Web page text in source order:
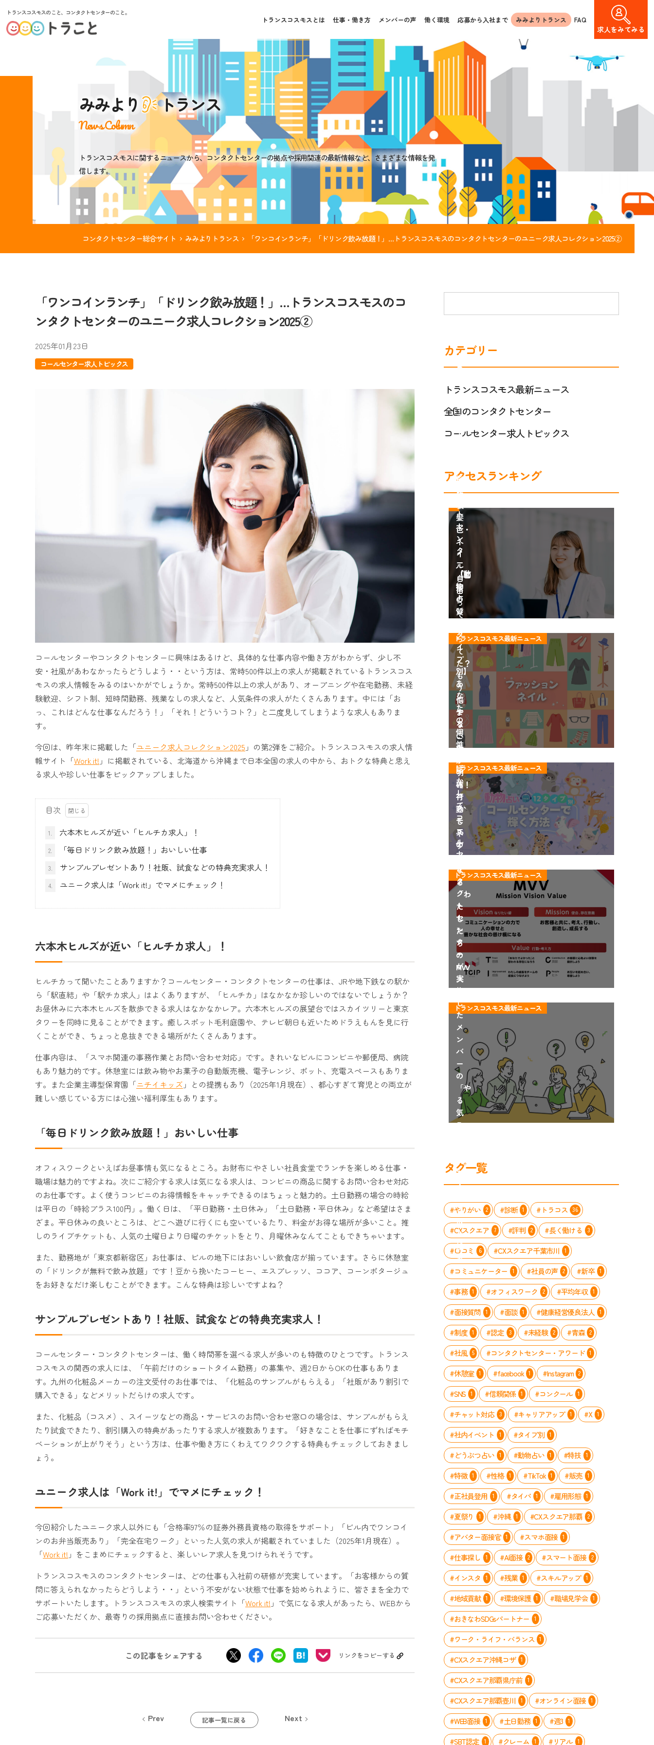
トランスコスモスのこと、コンタクトセンターのこと。
トランスコスモスとは 仕事・働き方 メンバーの声 働く環境 応募から入社まで みみよりトランス FAQ
求人をみてみる
みみより トランス
News Column
トランスコスモスに関するニュースから、コンタクトセンターの拠点や採用関連の最新情報など、さまざまな情報を発
信します。
コンタクトセンター総合サイト みみよりトランス 「ワンコインランチ」「ドリンク飲み放題！」…トランスコスモスのコンタクトセンターのユニーク求人コレクション2025②
「ワンコインランチ」「ドリンク飲み放題！」…トランスコスモスのコ
ンタクトセンターのユニーク求人コレクション2025②
2025年01月23日
コールセンター求人トピックス
コールセンターやコンタクトセンターに興味はあるけど、具体的な仕事内容や働き方がわからず、少し不
安・社風があわなかったらどうしよう・・という方は、常時500件以上の求人が掲載されているトランスコス
モスの求人情報をみるのはいかがでしょうか。常時500件以上の求人があり、オープニングや在宅勤務、未経
験歓迎、シフト制、短時間勤務、残業なしの求人など、人気条件の求人がたくさんあります。中には「お
っ、これはどんな仕事なんだろう！」「それ！どういうコト？」と二度見してしまうような求人もありま
す。
今回は、昨年末に掲載した「ユニーク求人コレクション2025 」の第2弾をご紹介。トランスコスモスの求人情
報サイト「Work it! 」に掲載されている、北海道から沖縄まで日本全国の求人の中から、おトクな特典と思え
る求人や珍しい仕事をピックアップしました。
目次
1. 六本木ヒルズが近い「ヒルチカ求人」！
2. 「毎日ドリンク飲み放題！」おいしい仕事
3. サンプルプレゼントあり！社販、試食などの特典充実求人！
4. ユニーク求人は「Work it!」でマメにチェック！
六本木ヒルズが近い「ヒルチカ求人」！
ヒルチカって聞いたことありますか？コールセンター・コンタクトセンターの仕事は、JRや地下鉄なの駅か
ら「駅直結」や「駅チカ求人」はよくありますが、「ヒルチカ」はなかなか珍しいのではないでしょうか？
お昼休みに六本木ヒルズを散歩できる求人はなかなかレア。六本木ヒルズの展望台ではスカイツリーと東京
タワーを同時に見ることができます。癒しスポット毛利庭園や、テレビ朝日も近いためドラえもんを見に行
くことができ、ちょっと息抜きできる場所がたくさんあります。
仕事内容は、「スマホ関連の事務作業とお問い合わせ対応」です。きれいなビルにコンビニや郵便局、病院
もあり魅力的です。休憩室には飲み物やお菓子の自動販売機、電子レンジ、ポット、充電スペースもありま
す。また企業主導型保育園「ニチイキッズ 」との提携もあり（2025年1月現在）、都心すぎて育児との両立が
難しい感じている方には心強い福利厚生もあります。
「毎日ドリンク飲み放題！」おいしい仕事
オフィスワークといえばお昼事情も気になるところ。お財布にやさしい社員食堂でランチを楽しめる仕事・
職場は魅力的ですよね。次にご紹介する求人は気になる求人は、コンビニの商品に関するお問い合わせ対応
のお仕事です。よく使うコンビニのお得情報をキャッチできるのはちょっと魅力的。土日勤務の場合の時給
は平日の「時給プラス100円」。働く日は、「平日勤務・土日休み」「土日勤務・平日休み」など希望はさま
ざま。平日休みの良いところは、どこへ遊びに行くにも空いているたり、料金がお得な場所が多いこと。推
しのライブチケットも、人気の土曜日より日曜のチケットをとり、月曜休みなんてこともできちゃいます。
また、勤務地が「東京都新宿区」お仕事は、ビルの地下にはおいしい飲⾷店が揃っています。さらに休憩室
の「ドリンクが無料で飲み放題」です！豆から挽いたコーヒー、エスプレッソ、ココア、コーンポタージュ
をお好きなだけ楽しむことができます。こんな特典は珍しいですよね？
サンプルプレゼントあり！社販、試食などの特典充実求人！
コールセンター・コンタクトセンターは、働く時間帯を選べる求人が多いのも特徴のひとつです。トランス
コスモスの関西の求人には、「午前だけのショートタイム勤務」の募集や、週2日からOKの仕事もありま
す。九州の化粧品メーカーの注文受付のお仕事では、「化粧品のサンプルがもらえる」「社販があり割引で
購入できる」などメリットだらけの求人です。
また、化粧品（コスメ）、スイーツなどの商品・サービスのお問い合わせ窓口の場合は、サンプルがもらえ
たり試食できたり、割引購入の特典があったりする求人が複数あります。「好きなことを仕事にずればモチ
ベーションが上がりそう」という方は、仕事や働き方にくわえてワクワクする特典もチェックしておきまし
ょう。
ユニーク求人は「Work it!」でマメにチェック！
今回紹介したユニーク求人以外にも「合格率97％の証券外務員資格の取得をサポート」「ビル内でワンコイ
ンのお弁当販売あり」「完全在宅ワーク」といった人気の求人が掲載されていました（2025年1月現在）。
「Work it! 」をこまめにチェックすると、楽しいレア求人を見つけられそうです。
トランスコスモスのコンタクトセンターは、どの仕事も入社前の研修が充実しています。「お客様からの質
問に答えられなかったらどうしよう・・」という不安がない状態で仕事を始められように、皆さまを全力で
サポートいたします。トランスコスモスの求人検索サイト「Work it! 」で気になる求人があったら、WEBから
ご応募いただくか、最寄りの採用拠点に直接お問い合わせください。
この記事をシェアする リンクをコピーする
Prev 記事一覧に戻る Next
カテゴリー
トランスコスモス最新ニュース
全国のコンタクトセンター
コールセンター求人トピックス
アクセスランキング
ト
ラ
ス
ス
ス
ン
タ
ト
セ
ン
タ
ー
「面
接
の
質
大
公
開」
トランスコスモス最新ニュース
コ
ー
ル
セ
ー
は
服
装・
髪
色・
ネ
イ
ル
自
由
っ
て
っ
て
た？
も
う
悩
ま
な
い
職
場
ス
タ
イ
ル
完
全
ガ
イ
ト
トランスコスモス最新ニュース
【動
物
占
い
12
タ
イ
プ
別】
あ
な
た
の
個
性
活
か
し
て、
コ
ー
ル
セ
タ
ー
で
輝
く
方
法
トランスコスモス最新ニュース
や
る
こ
と
が
明
確！
行
動
し
や
す
く
な
る
「わ
た
し
た
ち
の
MVV
ス
ト
ー
リ
ー」
トランスコスモス最新ニュース
ト
ン
ス
コ
ス
モ
ス
の
コ
ン
タ
ク
ト
セ
ン
タ
ー
が
実
施
し
た
メ
ン
バ
ー
の
「や
る
気
ス
チ」
を
入
る
取
り
組
み
タグ一覧
#やりがい 2 #診断 1 #トラコス 36
#CXスクエア 7 #評判 2 #長く働ける 3
#口コミ 6 #CXスクエア千葉市川 1
#コミュニケーター 1 #社員の声 2 #新卒 1
#事務 1 #オフィスワーク 2 #平均年収 1
#面接質問 1 #面談 1 #健康経営優良法人 1
#制度 1 #認定 3 #未経験 2 #青森 2
#社風 5 #コンタクトセンター・アワード 1
#休憩室 1 #facebook 1 #Instagram 2
#SNS 1 #信頼関係 1 #コンクール 1
#チャット対応 3 #キャリアアップ 1 #X 1
#社内イベント 1 #タイプ別 1
#どうぶつ占い 1 #動物占い 1 #特技 1
#特徴 1 #性格 1 #TikTok 1 #販売 1
#正社員登用 1 #タイパ 1 #雇用形態 1
#夏祭り 1 #沖縄 1 #CXスクエア那覇 2
#アバター面接官 1 #スマホ面接 1
#仕事探し 1 #AI面接 2 #スマート面接 2
#インスタ 1 #残業 1 #スキルアップ 1
#地域貢献 1 #環境保護 1 #職場見学会 1
#おきなわSDGsパートナー 1
#ワーク・ライフ・バランス 1
#CXスクエア沖縄コザ 1
#CXスクエア那覇県庁前 1
#CXスクエア那覇壺川 1 #オンライン面接 1
#WEB面接 1 #土日勤務 1 #週3 1
#SBT認定 1 #クレーム 1 #リアル 1